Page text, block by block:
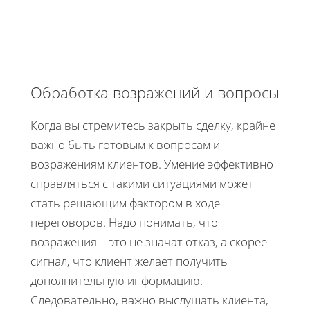
Обработка возражений и вопросы
Когда вы стремитесь закрыть сделку, крайне
важно быть готовым к вопросам и
возражениям клиентов. Умение эффективно
справляться с такими ситуациями может
стать решающим фактором в ходе
переговоров. Надо понимать, что
возражения – это не значат отказ, а скорее
сигнал, что клиент желает получить
дополнительную информацию.
Следовательно, важно выслушать клиента,